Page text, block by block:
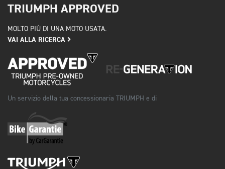
TRIUMPH APPROVED
MOLTO PIÙ DI UNA MOTO USATA.
VAI ALLA RICERCA
Un servizio della tua concessionaria TRIUMPH e di